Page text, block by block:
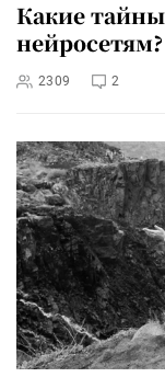
Какие
нейросетям?
2309 2